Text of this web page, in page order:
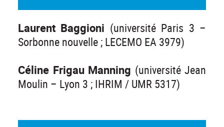
Laurent Baggioni (université Paris 3 –
Sorbonne nouvelle ; LECEMO EA 3979)
Céline Frigau Manning (université Jean
Moulin – Lyon 3 ; IHRIM / UMR 5317)